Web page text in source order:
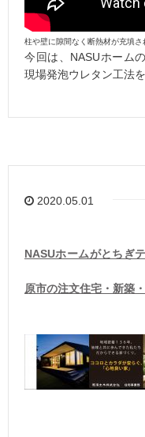
柱や壁に隙間なく断熱材が充填さ
今回は、NASUホーム
現場発泡ウレタン工法
2020.05.01
NASUホームがとちぎ
原市の注文住宅・新築